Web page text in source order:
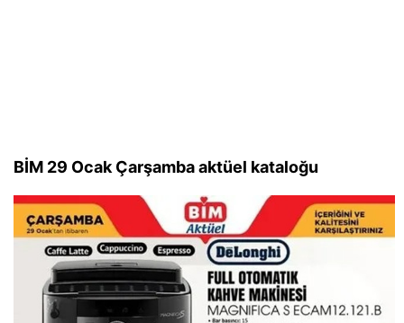
BİM 29 Ocak Çarşamba aktüel kataloğu